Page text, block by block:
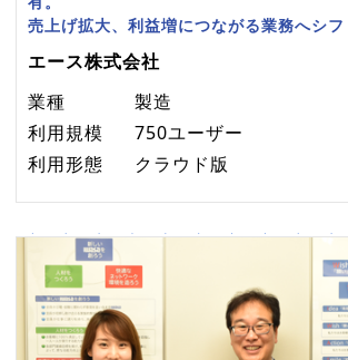
売上げ拡大、利益増につながる業務へシフ
エース株式会社
業種
製造
利用規模
750ユーザー
利用形態
クラウド版